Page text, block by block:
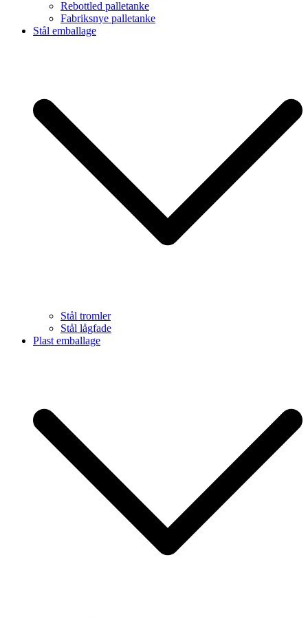
Rebottled palletanke
Fabriksnye palletanke
Stål emballage
Stål tromler
Stål lågfade
Plast emballage